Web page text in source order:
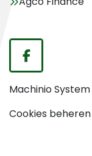
facebook
Machinio System
Cookies beheren